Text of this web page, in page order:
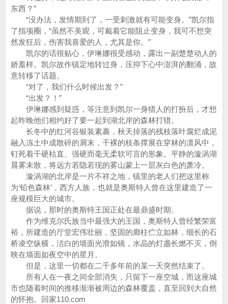
东西？”
“没办法，发情期到了，一受刺激就有可能变身。”凯尔指
了指项圈，“虽然不美观，可戴着它能阻止变身，我可不想突
然发狂后，伤害我喜爱的人，尤其是你。”
凯尔的话很贴心，伊琳娜很受感动，露出一副楚楚动人的
娇羞样。凯尔故作镇定地转过身，压抑下心中澎湃的翻涌，故
意转移了话题。
“对了，我们什么时候出发？”
“出发？！”
伊琳娜感到疑惑，等注意到凯尔一身猎人的打扮后，才想
起昨晚他们相约好了要一起到湖北岸的森林打猎。
长冬中的红河谷银装素裹，秋天掉落的残枝落叶腐烂成泥
融入冻土中成散碎的屑末，干裸的枝条撑展在穿林的凛风中，
钉死着干硬枯直、强硬而毫无柔软可言的形象。平静的漩涡湖
晨雾未散，将远方若隐若现的雾山蒙上一层灰白色的萧冷。
漩涡湖的北岸是一片不祥之地，镇里的老人们把这里称
为‘铅色森林’，西方人族，也就是奥斯特人曾在这里建造了一
座规模巨大的城市。
据说，那时的奥斯特王国正处在最鼎盛时期。
作为维克尔氏族当中最强大的王国，奥斯特人曾经繁荣富
裕，所建造的厅堂宏伟壮丽，坚固的廊柱伫立如林，细长的石
桥凌空纵横，洁白的墙面光滑如镜，水晶的灯盏长燃不灭，倒
映在墙面如夜空中的星月。
但是，这里一切都在二千多年前的某一天突然结束了。
所有人在一夜之间全部消失，只留下一座空城，而这座城
市也随着时间的推移渐渐被周边的森林覆盖，直至回到大自然
的怀抱。回家110.com